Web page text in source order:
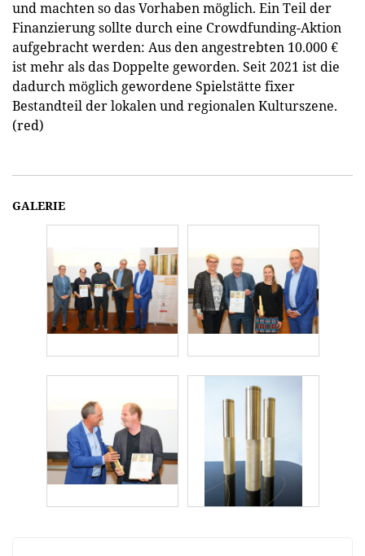
und machten so das Vorhaben möglich. Ein Teil der
Finanzierung sollte durch eine Crowdfunding-Aktion
aufgebracht werden: Aus den angestrebten 10.000 €
ist mehr als das Doppelte geworden. Seit 2021 ist die
dadurch möglich gewordene Spielstätte fixer
Bestandteil der lokalen und regionalen Kulturszene.
(red)
GALERIE